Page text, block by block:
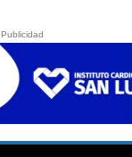
Publicidad